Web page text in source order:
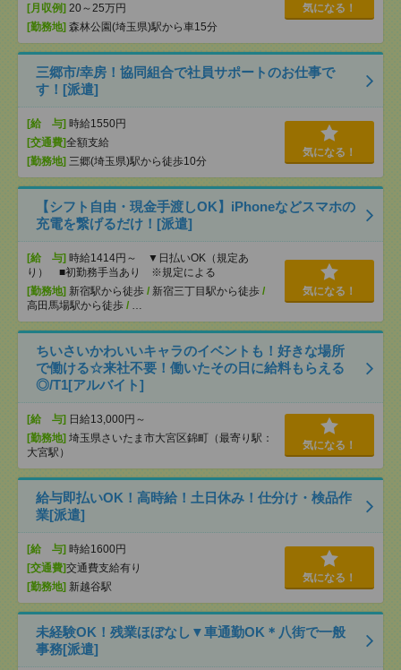
[月収例] 20～25万円
[勤務地] 森林公園(埼玉県)駅から車15分
気になる！
三郷市/幸房！協同組合で社員サポートのお仕事で
す！[派遣]
[給 与] 時給1550円
[交通費]全額支給
[勤務地] 三郷(埼玉県)駅から徒歩10分
気になる！
【シフト自由・現金手渡しOK】iPhoneなどスマホの
充電を繋げるだけ！[派遣]
[給 与] 時給1414円～ ▼日払いOK（規定あ
り） ■初勤務手当あり ※規定による
[勤務地] 新宿駅から徒歩 / 新宿三丁目駅から徒歩 /
高田馬場駅から徒歩 / …
気になる！
ちいさいかわいいキャラのイベントも！好きな場所
で働ける☆来社不要！働いたその日に給料もらえる
◎/T1[アルバイト]
[給 与] 日給13,000円～
[勤務地] 埼玉県さいたま市大宮区錦町（最寄り駅：
大宮駅）
気になる！
給与即払いOK！高時給！土日休み！仕分け・検品作
業[派遣]
[給 与] 時給1600円
[交通費]交通費支給有り
[勤務地] 新越谷駅
気になる！
未経験OK！残業ほぼなし▼車通勤OK＊八街で一般
事務[派遣]